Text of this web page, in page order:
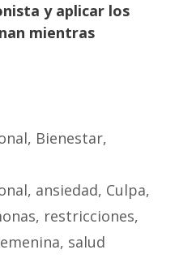
y aplicar los
mientras
, Bienestar,
, ansiedad, Culpa,
, restricciones,
, salud